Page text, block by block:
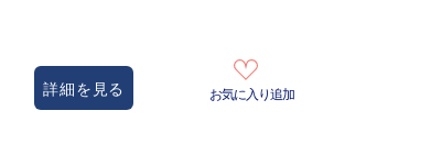
詳細を見る お気に入り追加